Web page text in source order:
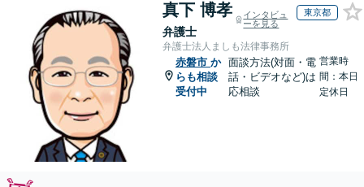
真下 博孝
弁護士
インタビュ
ーを見る
東京都
弁護士法人ましも法律事務所
赤磐市 か
らも相談
受付中
面談方法(対面・電
話・ビデオなど)は
応相談
営業時
間：本日
定休日